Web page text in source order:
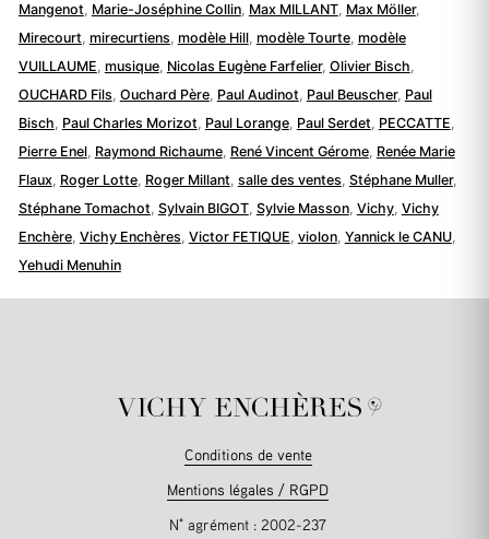
Mangenot, Marie-Joséphine Collin, Max MILLANT, Max Möller,
Mirecourt, mirecurtiens, modèle Hill, modèle Tourte, modèle
VUILLAUME, musique, Nicolas Eugène Farfelier, Olivier Bisch,
OUCHARD Fils, Ouchard Père, Paul Audinot, Paul Beuscher, Paul
Bisch, Paul Charles Morizot, Paul Lorange, Paul Serdet, PECCATTE,
Pierre Enel, Raymond Richaume, René Vincent Gérome, Renée Marie
Flaux, Roger Lotte, Roger Millant, salle des ventes, Stéphane Muller,
Stéphane Tomachot, Sylvain BIGOT, Sylvie Masson, Vichy, Vichy
Enchère, Vichy Enchères, Victor FETIQUE, violon, Yannick le CANU,
Yehudi Menuhin
Conditions de vente
Mentions légales / RGPD
N° agrément : 2002-237